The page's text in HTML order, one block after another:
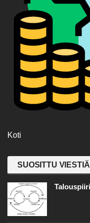
Koti
SUOSITTU VIESTIÄ